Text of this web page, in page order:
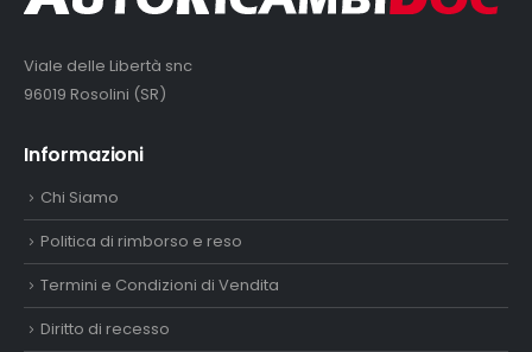
Viale delle Libertà snc
96019 Rosolini (SR)
Informazioni
Chi Siamo
Politica di rimborso e reso
Termini e Condizioni di Vendita
Diritto di recesso